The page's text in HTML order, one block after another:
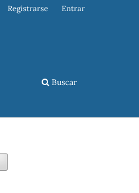
Buscar
Registrarse Entrar